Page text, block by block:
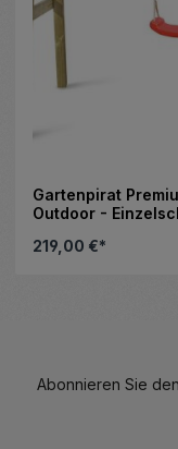
Gartenpirat
Outdoor -
219,00 €*
Abonnieren Sie